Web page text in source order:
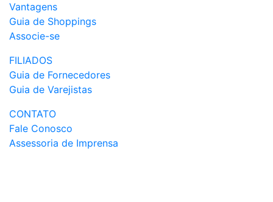
Vantagens
Guia de Shoppings
Associe-se
FILIADOS
Guia de Fornecedores
Guia de Varejistas
CONTATO
Fale Conosco
Assessoria de Imprensa